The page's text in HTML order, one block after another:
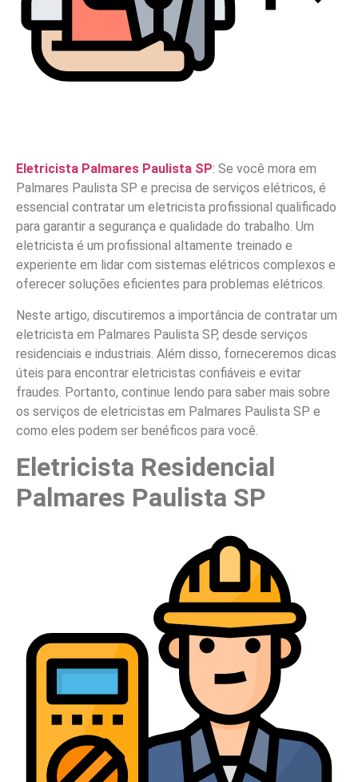
Eletricista Palmares Paulista SP: Se você mora em
Palmares Paulista SP e precisa de serviços elétricos, é
essencial contratar um eletricista profissional qualificado
para garantir a segurança e qualidade do trabalho. Um
eletricista é um profissional altamente treinado e
experiente em lidar com sistemas elétricos complexos e
oferecer soluções eficientes para problemas elétricos.
Neste artigo, discutiremos a importância de contratar um
eletricista em Palmares Paulista SP, desde serviços
residenciais e industriais. Além disso, forneceremos dicas
úteis para encontrar eletricistas confiáveis e evitar
fraudes. Portanto, continue lendo para saber mais sobre
os serviços de eletricistas em Palmares Paulista SP e
como eles podem ser benéficos para você.
Eletricista Residencial
Palmares Paulista SP